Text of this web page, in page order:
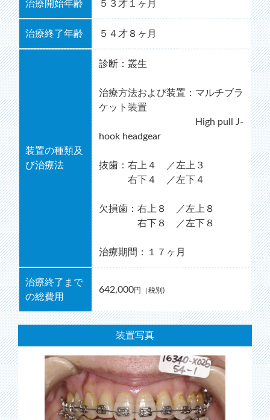
治療開始年齢 ５３才１ヶ月
治療終了年齢 ５４才８ヶ月
装置の種類及
び治療法
診断：叢生
治療方法および装置：マルチブラ
ケット装置
High pull J-
hook headgear
抜歯：右上４ ／左上３
右下４ ／左下４
欠損歯：右上８ ／左上８
右下８ ／左下８
治療期間：１７ヶ月
治療終了まで
の総費用
642,000円（税別)
装置写真